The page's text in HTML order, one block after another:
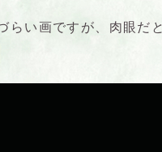
らい画ですが、肉眼だ